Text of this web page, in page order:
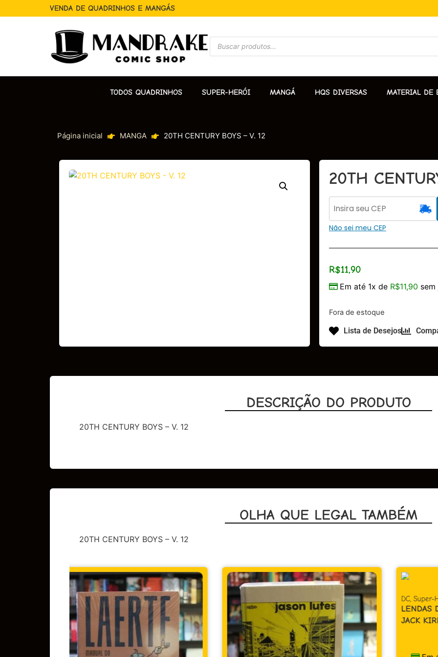
VENDA DE QUADRINHOS E MANGÁS
TODOS QUADRINHOS SUPER-HERÓI MANGÁ HQS DIVERSAS MATERIAL DE
Página inicial MANGA 20TH CENTURY BOYS – V. 12
20TH
Não sei meu CEP
R$11,90
Em até 1x de R$11,90
Fora de estoque
Lista de Desejos
DESCRIÇÃO DO PRODUTO
20TH CENTURY BOYS – V. 12
OLHA QUE LEGAL TAMBÉM
20TH CENTURY BOYS – V. 12
LENDAS DO UNIVERSO DC – OMAC –
JACK KIRBY
R$39,90